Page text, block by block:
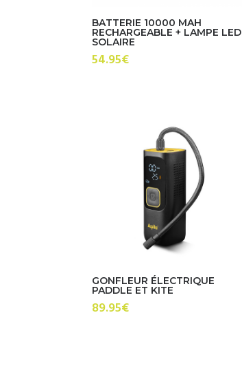
BATTERIE 10000 MAH
RECHARGEABLE + LAMPE LED
SOLAIRE
54.95€
GONFLEUR ÉLECTRIQUE
PADDLE ET KITE
89.95€